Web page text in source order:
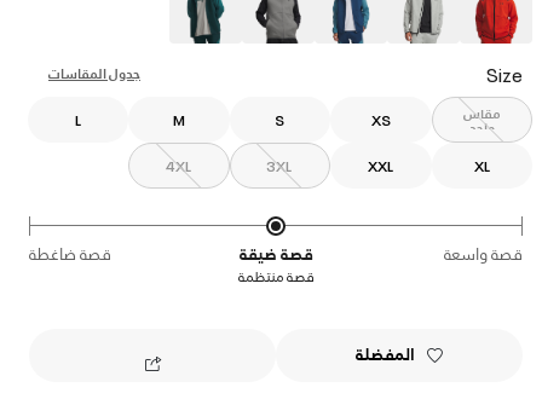
Size
جدول المقاسات
مقاس
واحد XS
S
M
L
XL
XXL
3XL
4XL
قصة واسعة قصة ضيقة قصة ضاغطة
قصة منتظمة
المفضلة